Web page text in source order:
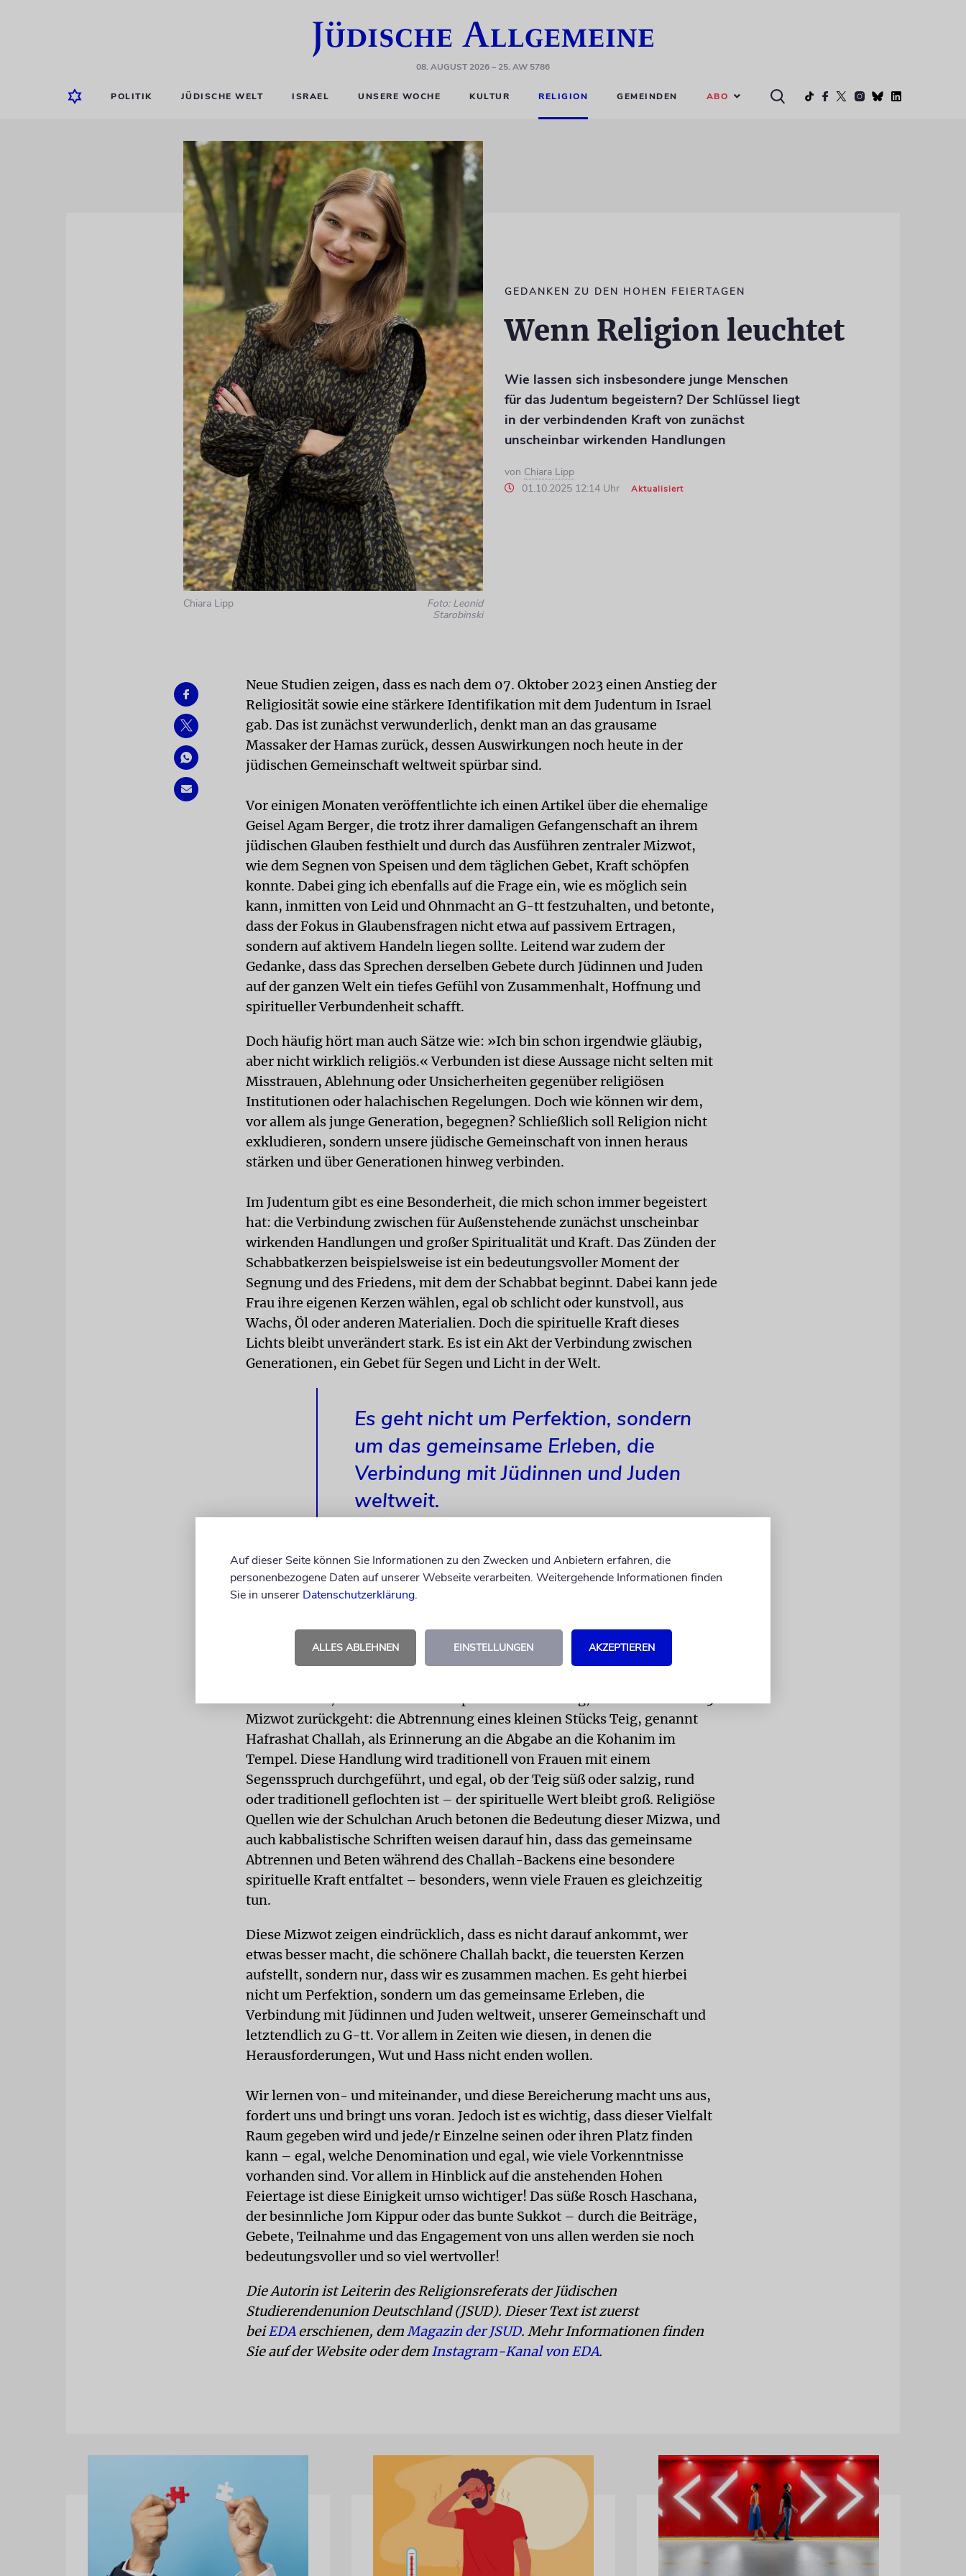
08. AUGUST 2026– 25. AW 5786
POLITIK JÜDISCHE WELT ISRAEL UNSERE WOCHE KULTUR RELIGION GEMEINDEN ABO
Chiara Lipp
Foto: Leonid
Starobinski
GEDANKEN ZU DEN HOHEN FEIERTAGEN
Wenn Religion leuchtet
Wie lassen sich insbesondere junge Menschen
für das Judentum begeistern? Der Schlüssel liegt
in der verbindenden Kraft von zunächst
unscheinbar wirkenden Handlungen
von Chiara Lipp
01.10.2025 12:14 Uhr
Aktualisiert
Neue Studien zeigen, dass es nach dem 07. Oktober 2023 einen Anstieg der
Religiosität sowie eine stärkere Identifikation mit dem Judentum in Israel
gab. Das ist zunächst verwunderlich, denkt man an das grausame
Massaker der Hamas zurück, dessen Auswirkungen noch heute in der
jüdischen Gemeinschaft weltweit spürbar sind.
Vor einigen Monaten veröffentlichte ich einen Artikel über die ehemalige
Geisel Agam Berger, die trotz ihrer damaligen Gefangenschaft an ihrem
jüdischen Glauben festhielt und durch das Ausführen zentraler Mizwot,
wie dem Segnen von Speisen und dem täglichen Gebet, Kraft schöpfen
konnte. Dabei ging ich ebenfalls auf die Frage ein, wie es möglich sein
kann, inmitten von Leid und Ohnmacht an G-tt festzuhalten, und betonte,
dass der Fokus in Glaubensfragen nicht etwa auf passivem Ertragen,
sondern auf aktivem Handeln liegen sollte. Leitend war zudem der
Gedanke, dass das Sprechen derselben Gebete durch Jüdinnen und Juden
auf der ganzen Welt ein tiefes Gefühl von Zusammenhalt, Hoffnung und
spiritueller Verbundenheit schafft.
Doch häufig hört man auch Sätze wie: »Ich bin schon irgendwie gläubig,
aber nicht wirklich religiös.« Verbunden ist diese Aussage nicht selten mit
Misstrauen, Ablehnung oder Unsicherheiten gegenüber religiösen
Institutionen oder halachischen Regelungen. Doch wie können wir dem,
vor allem als junge Generation, begegnen? Schließlich soll Religion nicht
exkludieren, sondern unsere jüdische Gemeinschaft von innen heraus
stärken und über Generationen hinweg verbinden.
Im Judentum gibt es eine Besonderheit, die mich schon immer begeistert
hat: die Verbindung zwischen für Außenstehende zunächst unscheinbar
wirkenden Handlungen und großer Spiritualität und Kraft. Das Zünden der
Schabbatkerzen beispielsweise ist ein bedeutungsvoller Moment der
Segnung und des Friedens, mit dem der Schabbat beginnt. Dabei kann jede
Frau ihre eigenen Kerzen wählen, egal ob schlicht oder kunstvoll, aus
Wachs, Öl oder anderen Materialien. Doch die spirituelle Kraft dieses
Lichts bleibt unverändert stark. Es ist ein Akt der Verbindung zwischen
Generationen, ein Gebet für Segen und Licht in der Welt.
Es geht nicht um Perfektion, sondern
um das gemeinsame Erleben, die
Verbindung mit Jüdinnen und Juden
weltweit.
Unsere religiösen Schriften betonen, dass diese Kraft wächst, je mehr
Frauen sich daran beteiligen – jede einzelne Kerze trägt zu einem
einem mächtigen Zeichen weltweiter jüdischer Verbundenheit.
Mizwot zurückgeht: die Abtrennung eines kleinen Stücks Teig, genannt
Hafrashat Challah, als Erinnerung an die Abgabe an die Kohanim im
Tempel. Diese Handlung wird traditionell von Frauen mit einem
Segensspruch durchgeführt, und egal, ob der Teig süß oder salzig, rund
oder traditionell geflochten ist – der spirituelle Wert bleibt groß. Religiöse
Quellen wie der Schulchan Aruch betonen die Bedeutung dieser Mizwa, und
auch kabbalistische Schriften weisen darauf hin, dass das gemeinsame
Abtrennen und Beten während des Challah-Backens eine besondere
spirituelle Kraft entfaltet – besonders, wenn viele Frauen es gleichzeitig
tun.
Diese Mizwot zeigen eindrücklich, dass es nicht darauf ankommt, wer
etwas besser macht, die schönere Challah backt, die teuersten Kerzen
aufstellt, sondern nur, dass wir es zusammen machen. Es geht hierbei
nicht um Perfektion, sondern um das gemeinsame Erleben, die
Verbindung mit Jüdinnen und Juden weltweit, unserer Gemeinschaft und
letztendlich zu G-tt. Vor allem in Zeiten wie diesen, in denen die
Herausforderungen, Wut und Hass nicht enden wollen.
Wir lernen von- und miteinander, und diese Bereicherung macht uns aus,
fordert uns und bringt uns voran. Jedoch ist es wichtig, dass dieser Vielfalt
Raum gegeben wird und jede/r Einzelne seinen oder ihren Platz finden
kann – egal, welche Denomination und egal, wie viele Vorkenntnisse
vorhanden sind. Vor allem in Hinblick auf die anstehenden Hohen
Feiertage ist diese Einigkeit umso wichtiger! Das süße Rosch Haschana,
der besinnliche Jom Kippur oder das bunte Sukkot – durch die Beiträge,
Gebete, Teilnahme und das Engagement von uns allen werden sie noch
bedeutungsvoller und so viel wertvoller!
Die Autorin ist Leiterin des Religionsreferats der Jüdischen
Studierendenunion Deutschland (JSUD). Dieser Text ist zuerst
beiEDA erschienen, dem Magazin der JSUD. Mehr Informationen finden
Sie auf der Website oder dem Instagram-Kanal von EDA.
Auf dieser Seite können Sie Informationen zu den Zwecken und Anbietern erfahren, die
personenbezogene Daten auf unserer Webseite verarbeiten. Weitergehende Informationen finden
Sie in unserer Datenschutzerklärung.
ALLES ABLEHNEN EINSTELLUNGEN AKZEPTIEREN